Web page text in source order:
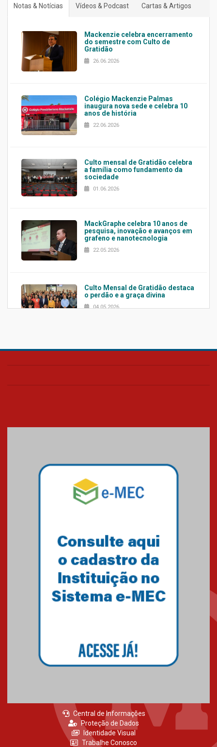
Notas & Notícias Vídeos & Podcast Cartas & Artigos
Mackenzie celebra encerramento
do semestre com Culto de
Gratidão
26.06.2026
Colégio Mackenzie Palmas
inaugura nova sede e celebra 10
anos de história
22.06.2026
Culto mensal de Gratidão celebra
a família como fundamento da
sociedade
01.06.2026
MackGraphe celebra 10 anos de
pesquisa, inovação e avanços em
grafeno e nanotecnologia
22.05.2026
Culto Mensal de Gratidão destaca
o perdão e a graça divina
04.05.2026
Confira como foi o culto mensal
Mackenzie mobiliza campanha
solidária para apoiar famílias em
Minas Gerais
Primeiro culto do ano ressalta o
27.02.2026
Central de Informações
Proteção de Dados
Identidade Visual
Trabalhe Conosco